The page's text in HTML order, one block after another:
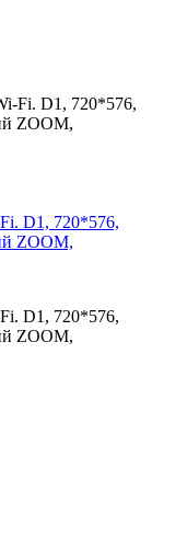
D1, 720*576,
ZOOM,
D1, 720*576,
ZOOM,